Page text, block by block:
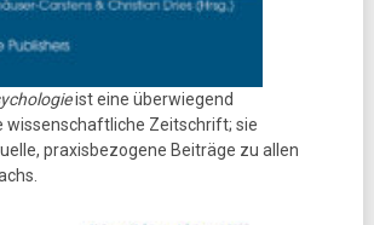
ist eine überwiegend
wissenschaftliche Zeitschrift; sie
praxisbezogene Beiträge zu allen